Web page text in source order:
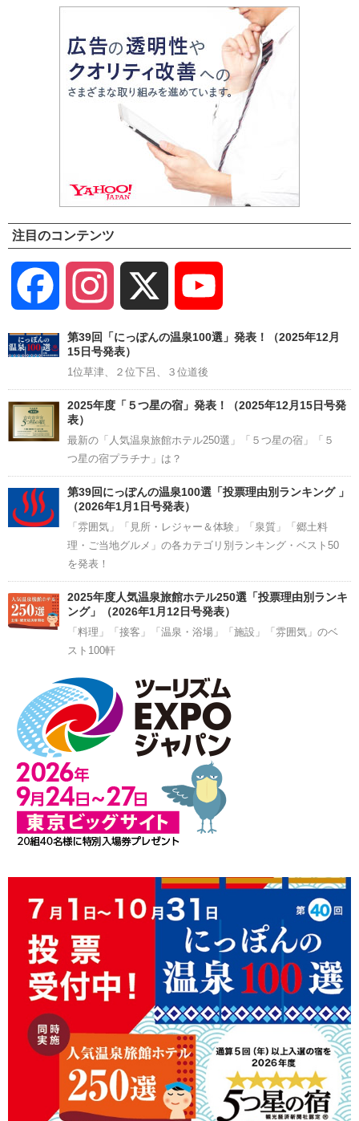
注目のコンテンツ
Facebook Instagram
Channel
第39回「にっぽんの温泉100選」発表！（2025年12月
15日号発表）
1位草津、２位下呂、３位道後
2025年度「５つ星の宿」発表！（2025年12月15日号発
表）
最新の「人気温泉旅館ホテル250選」「５つ星の宿」「５
つ星の宿プラチナ」は？
第39回にっぽんの温泉100選「投票理由別ランキング 」
（2026年1月1日号発表）
「雰囲気」「見所・レジャー＆体験」「泉質」「郷土料
理・ご当地グルメ」の各カテゴリ別ランキング・ベスト50
を発表！
2025年度人気温泉旅館ホテル250選「投票理由別ランキ
ング」（2026年1月12日号発表）
「料理」「接客」「温泉・浴場」「施設」「雰囲気」のベ
スト100軒